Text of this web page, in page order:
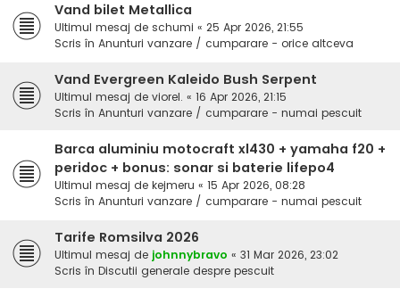
Vand bilet Metallica
Ultimul mesaj de schumi « 25 Apr 2026, 21:55
Scris în Anunturi vanzare / cumparare - orice altceva
Vand Evergreen Kaleido Bush Serpent
Ultimul mesaj de viorel. « 16 Apr 2026, 21:15
Scris în Anunturi vanzare / cumparare - numai pescuit
Barca aluminiu motocraft xl430 + yamaha f20 +
peridoc + bonus: sonar si baterie lifepo4
Ultimul mesaj de kejmeru « 15 Apr 2026, 08:28
Scris în Anunturi vanzare / cumparare - numai pescuit
Tarife Romsilva 2026
Ultimul mesaj de johnnybravo « 31 Mar 2026, 23:02
Scris în Discutii generale despre pescuit